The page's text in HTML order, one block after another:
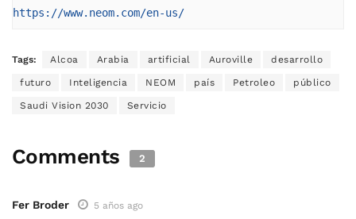
https://www.neom.com/en-us/
Tags: Alcoa Arabia artificial Auroville desarrollo
futuro Inteligencia NEOM país Petroleo público
Saudi Vision 2030 Servicio
Comments 2
Fer Broder 5 años ago